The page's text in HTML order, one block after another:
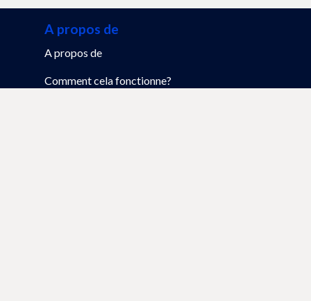
A propos de
A propos de
Comment cela fonctionne?